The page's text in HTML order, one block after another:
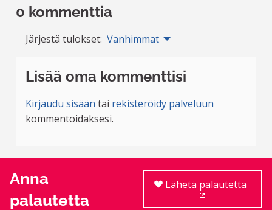
0 kommenttia
Järjestä tulokset: Vanhimmat
Lisää oma kommenttisi
Kirjaudu sisään tai rekisteröidy palveluun
kommentoidaksesi.
Anna
palautetta
Lähetä palautetta